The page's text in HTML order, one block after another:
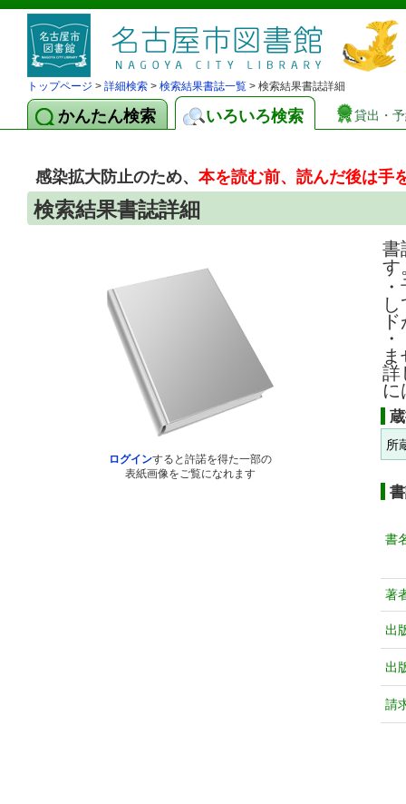
トップページ > 詳細検索 > 検索結果書誌一覧 > 検索結果書誌詳細
かんたん検索 いろいろ検索 貸出・
感染拡大防止のため、本を読む前、読んだ後は手
検索結果書誌詳細
ログインすると許諾を得た一部の
表紙画像をご覧になれます
書
す
詳
に
所
書
著
出
出
請